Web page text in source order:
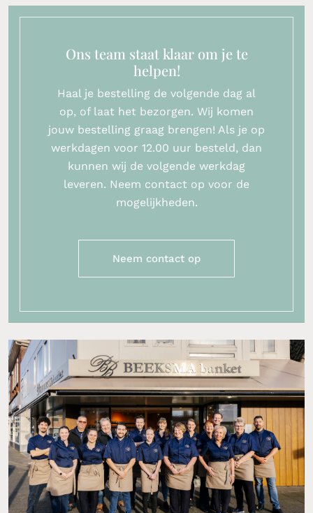
Ons team staat klaar om je te
helpen!
Haal je bestelling de volgende dag al
op, of laat het bezorgen. Wij komen
jouw bestelling graag brengen! Als je op
werkdagen voor 12.00 uur besteld, dan
kunnen wij de volgende werkdag
leveren. Neem contact op voor de
mogelijkheden.
Neem contact op